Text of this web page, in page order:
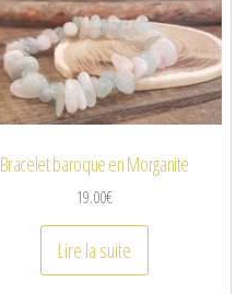
Bracelet baroque en Morganite
19.00€
Lire la suite